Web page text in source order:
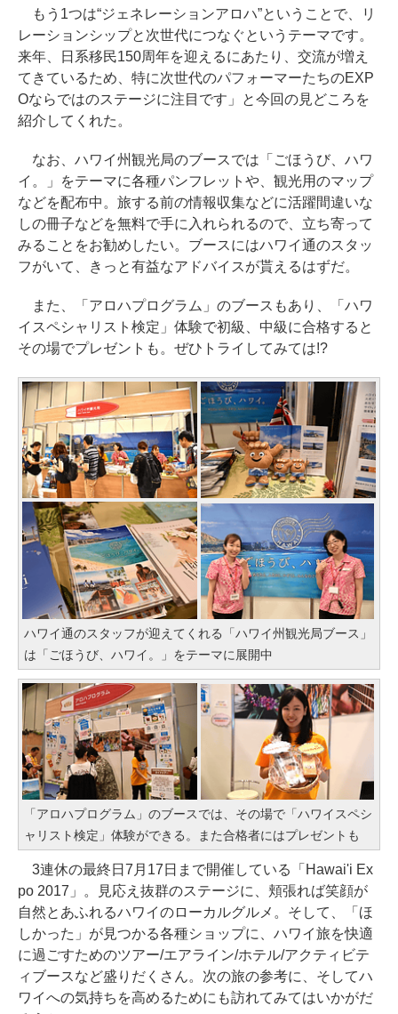
もう1つは“ジェネレーションアロハ”ということで、リ
レーションシップと次世代につなぐというテーマです。
来年、日系移民150周年を迎えるにあたり、交流が増え
てきているため、特に次世代のパフォーマーたちのEXP
Oならではのステージに注目です」と今回の見どころを
紹介してくれた。
なお、ハワイ州観光局のブースでは「ごほうび、ハワ
イ。」をテーマに各種パンフレットや、観光用のマップ
などを配布中。旅する前の情報収集などに活躍間違いな
しの冊子などを無料で手に入れられるので、立ち寄って
みることをお勧めしたい。ブースにはハワイ通のスタッ
フがいて、きっと有益なアドバイスが貰えるはずだ。
また、「アロハプログラム」のブースもあり、「ハワ
イスペシャリスト検定」体験で初級、中級に合格すると
その場でプレゼントも。ぜひトライしてみては!?
ハワイ通のスタッフが迎えてくれる「ハワイ州観光局ブース」
は「ごほうび、ハワイ。」をテーマに展開中
「アロハプログラム」のブースでは、その場で「ハワイスペシ
ャリスト検定」体験ができる。また合格者にはプレゼントも
3連休の最終日7月17日まで開催している「Hawai'i Ex
po 2017」。見応え抜群のステージに、頬張れば笑顔が
自然とあふれるハワイのローカルグルメ。そして、「ほ
しかった」が見つかる各種ショップに、ハワイ旅を快適
に過ごすためのツアー/エアライン/ホテル/アクティビテ
ィブースなど盛りだくさん。次の旅の参考に、そしてハ
ワイへの気持ちを高めるためにも訪れてみてはいかがだ